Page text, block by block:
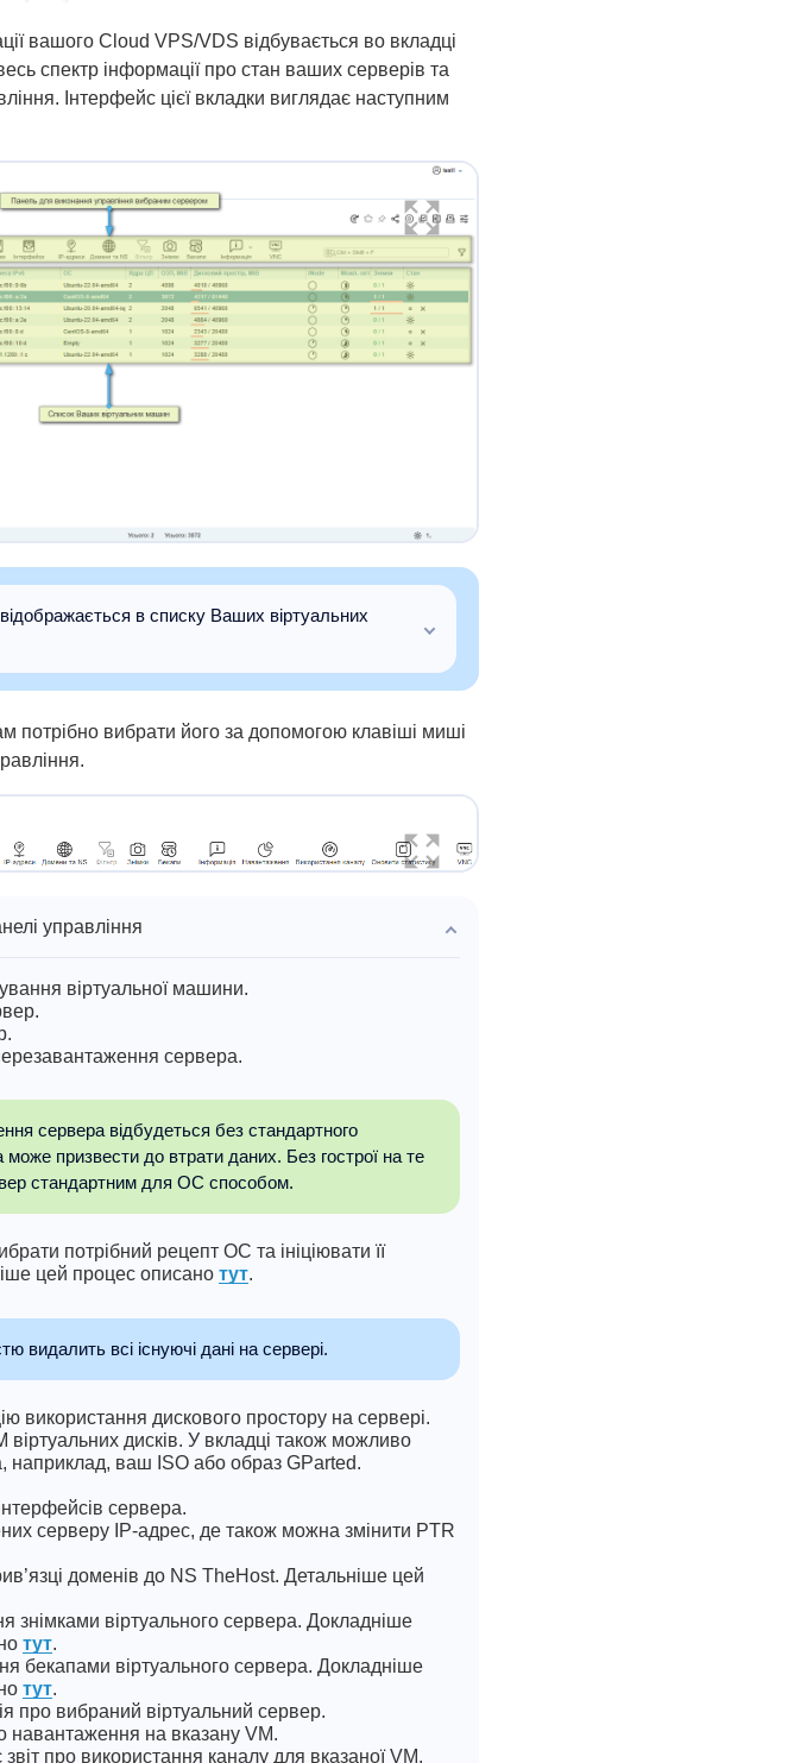
вашого Cloud VPS/VDS відбувається во вкладці
спектр інформації про стан ваших серверів та
Інтерфейс цієї вкладки виглядає наступним
в списку Ваших віртуальних
потрібно вибрати його за допомогою клавіші миші
управління
віртуальної машини.
сервера.
сервера відбудеться без стандартного
призвести до втрати даних. Без гострої на те
стандартним для ОС способом.
потрібний рецепт ОС та ініціювати її
цей процес описано тут.
видалить всі існуючі дані на сервері.
використання дискового простору на сервері.
віртуальних дисків. У вкладці також можливо
наприклад, ваш ISO або образ GParted.
сервера.
серверу IP-адрес, де також можна змінити PTR
доменів до NS TheHost. Детальніше цей
знімками віртуального сервера. Докладніше
тут.
бекапами віртуального сервера. Докладніше
тут.
про вибраний віртуальний сервер.
навантаження на вказану VM.
про використання каналу для вказаної VM.